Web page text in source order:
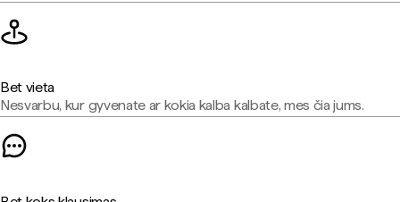
Bet vieta
Nesvarbu, kur gyvenate ar kokia kalba kalbate, mes čia jums.